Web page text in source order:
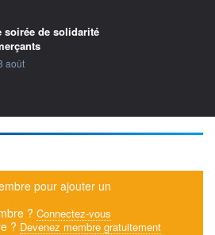
soirée de solidarité
par
août
pour ajouter un
? Connectez-vous
? Devenez membre gratuitement